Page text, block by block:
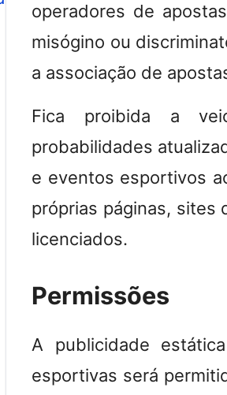
operadores de
misógino ou
a associação de
Fica proibida a
probabilidades
e eventos esportivos
próprias páginas, sites
licenciados.
Permissões
A publicidade
esportivas será